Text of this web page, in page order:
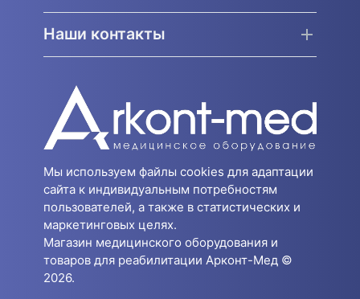
Наши контакты
Мы используем файлы cookies для адаптации
сайта к индивидуальным потребностям
пользователей, а также в статистических и
маркетинговых целях.
Магазин медицинского оборудования и
товаров для реабилитации Арконт-Мед ©
2026.